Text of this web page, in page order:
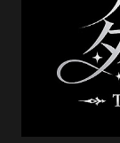
"Nada Sousou",
canções que